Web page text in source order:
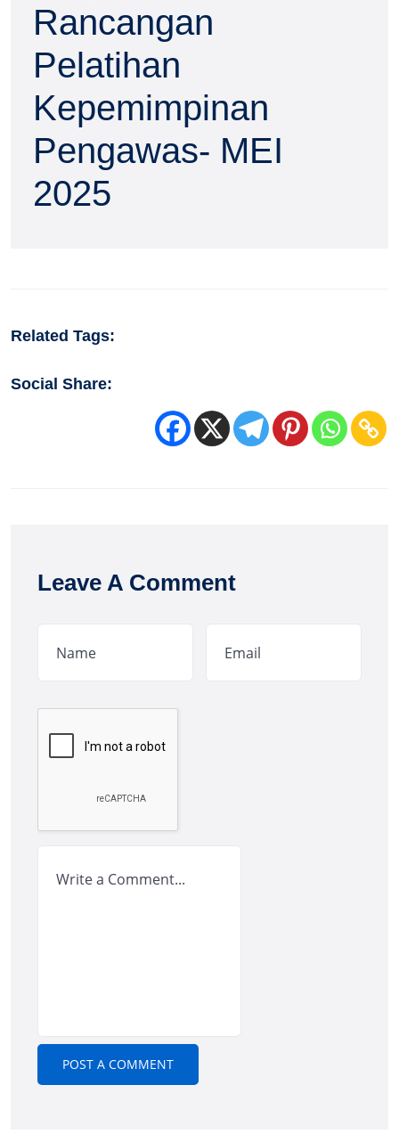
Rancangan
Pelatihan
Kepemimpinan
Pengawas- MEI
2025
Related Tags:
Social Share:
Leave A Comment